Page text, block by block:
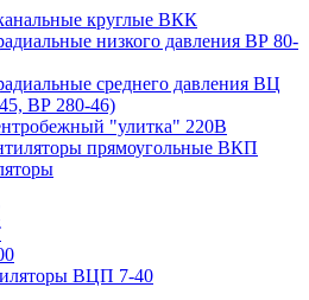
круглые ВКК
низкого давления ВР 80-
среднего давления ВЦ
ВР 280-46)
"улитка" 220В
прямоугольные ВКП
ВЦП 7-40